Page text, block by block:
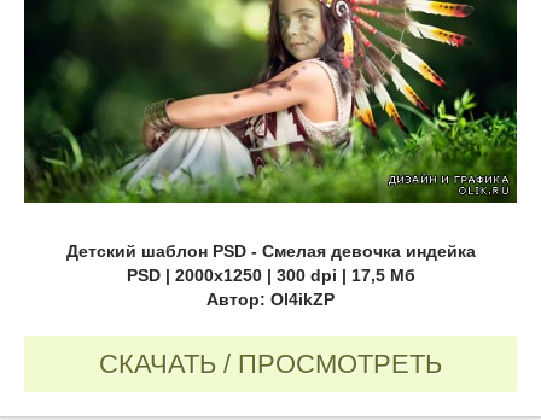
Детский шаблон PSD - Смелая девочка индейка
PSD | 2000x1250 | 300 dpi | 17,5 Мб
Автор: Ol4ikZP
СКАЧАТЬ / ПРОСМОТРЕТЬ